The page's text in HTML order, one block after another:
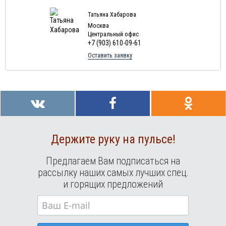
Туры в Маврикий в августе
Татьяна Хабарова
Москва
Центральный офис
+7 (903) 610-09-61
Оставить заявку
Держите руку на пульсе!
Предлагаем Вам подписаться на
рассылку наших самых лучших спец.
и горящих предложений